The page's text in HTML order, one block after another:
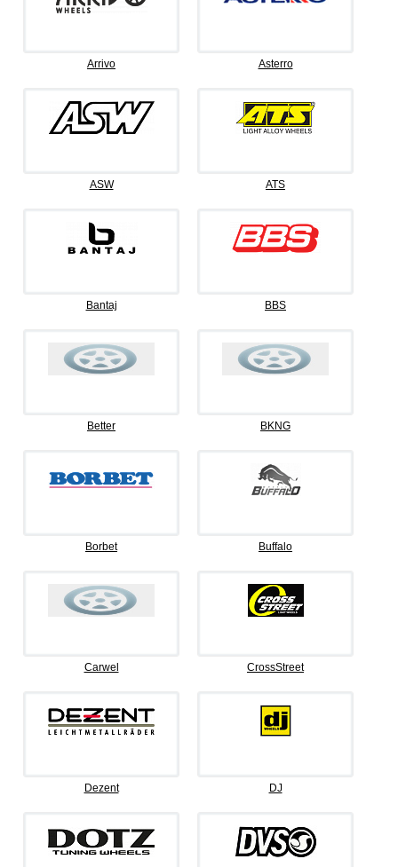
Arrivo Asterro
ASW ATS
Bantaj BBS
Better BKNG
Borbet Buffalo
Carwel CrossStreet
Dezent DJ